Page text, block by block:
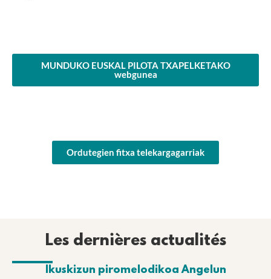
MUNDUKO EUSKAL PILOTA TXAPELKETAKO
webgunea
Ordutegien fitxa telekargagarriak
Les dernières actualités
Ikuskizun piromelodikoa Angelun